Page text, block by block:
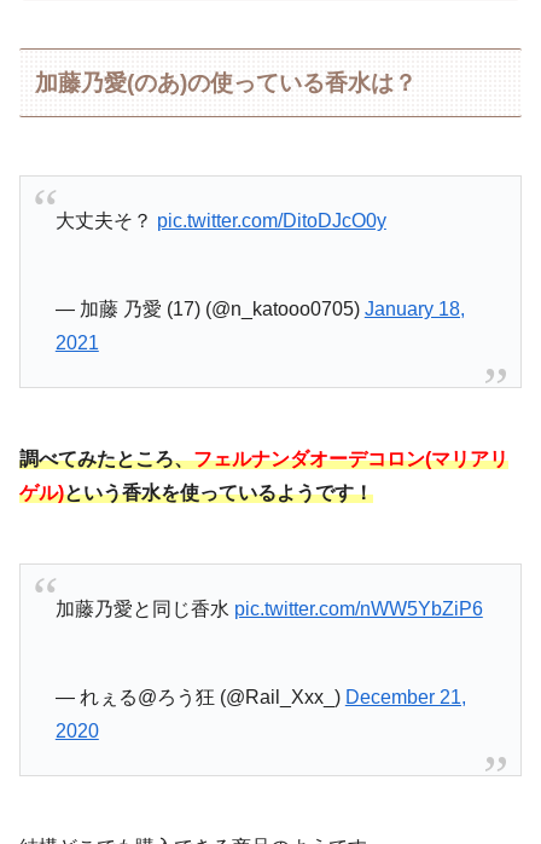
加藤乃愛(のあ)の使っている香水は？
大丈夫そ？ pic.twitter.com/DitoDJcO0y
— 加藤 乃愛 (17) (@n_katooo0705) January 18,
2021
調べてみたところ、フェルナンダオーデコロン(マリアリ
ゲル)という香水を使っているようです！
加藤乃愛と同じ香水 pic.twitter.com/nWW5YbZiP6
— れぇる@ろう狂 (@Rail_Xxx_) December 21,
2020